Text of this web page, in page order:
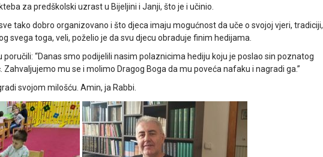
za predškolski uzrast u Bijeljini i Janji, što je i učinio.
tako dobro organizovano i što djeca imaju mogućnost da uče o svojoj vjeri, tradiciji,
svega toga, veli, poželio je da svu djecu obraduje finim hedijama.
“Danas smo podijelili nasim polaznicima hediju koju je poslao sin poznatog
Zahvaljujemo mu se i molimo Dragog Boga da mu poveća nafaku i nagradi ga.”
svojom milošću. Amin, ja Rabbi.